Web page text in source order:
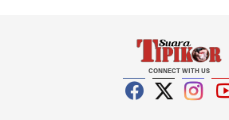
CONNECT WITH US